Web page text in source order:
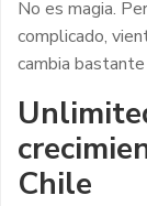
No es magia.
complicado,
cambia
Chile